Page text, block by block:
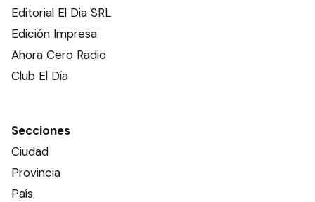
Editorial El Dia SRL
Edición Impresa
Ahora Cero Radio
Club El Día
Secciones
Ciudad
Provincia
País